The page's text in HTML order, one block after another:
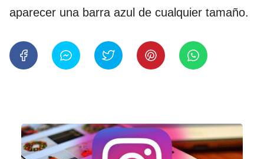
aparecer una barra azul de cualquier tamaño.